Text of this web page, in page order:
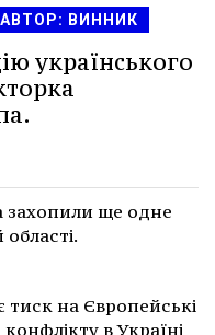
АВТОР: ВИННИК
українського
захопили ще одне
тиск на Європейські
в Україні